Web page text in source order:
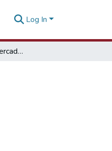
Log In
Servicios – ficha de mercado: España